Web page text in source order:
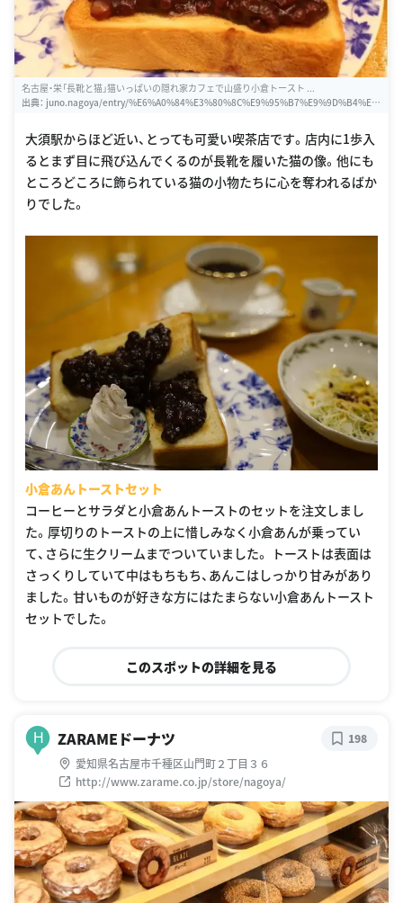
名古屋・栄「長靴と猫」猫いっぱいの隠れ家カフェで山盛り小倉トースト ...
出典： juno.nagoya/entry/%E6%A0%84%E3%80%8C%E9%95%B7%E9%9D%B4%E
83%BC%E3%82%B9%E3%83%88%E3%83%A2%E3%83%BC%E3%83%8B%E3%8
3%B3%E3%82%B0
大須駅からほど近い、とっても可愛い喫茶店です。店内に1歩入
るとまず目に飛び込んでくるのが長靴を履いた猫の像。他にも
ところどころに飾られている猫の小物たちに心を奪われるばか
りでした。
小倉あんトーストセット
コーヒーとサラダと小倉あんトーストのセットを注文しまし
た。厚切りのトーストの上に惜しみなく小倉あんが乗ってい
て、さらに生クリームまでついていました。 トーストは表面は
さっくりしていて中はもちもち、あんこはしっかり甘みがあり
ました。甘いものが好きな方にはたまらない小倉あんトースト
セットでした。
このスポットの詳細を見る
H ZARAMEドーナツ
愛知県名古屋市千種区山門町２丁目３６
http://www.zarame.co.jp/store/nagoya/
198